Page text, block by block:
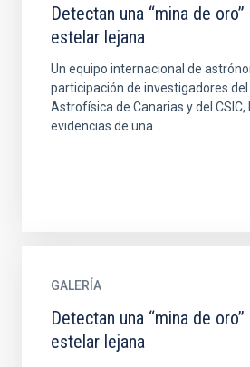
Detectan una “mina de
estelar lejana
Un equipo internacional de
participación de investigadores
Astrofísica de Canarias y del CSIC,
evidencias de una...
GALERÍA
Detectan una “mina de
estelar lejana